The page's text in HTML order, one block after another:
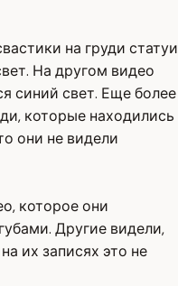
на груди статуи
На другом видео
синий свет. Еще более
которые находились
они не видели
которое они
Другие видели,
их записях это не